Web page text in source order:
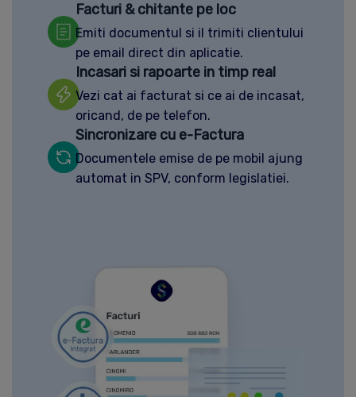
Facturi & chitante pe loc
Emiti documentul si il trimiti clientului
pe email direct din aplicatie.
Incasari si rapoarte in timp real
Vezi cat ai facturat si ce ai de incasat,
oricand, de pe telefon.
Sincronizare cu e-Factura
Documentele emise de pe mobil ajung
automat in SPV, conform legislatiei.